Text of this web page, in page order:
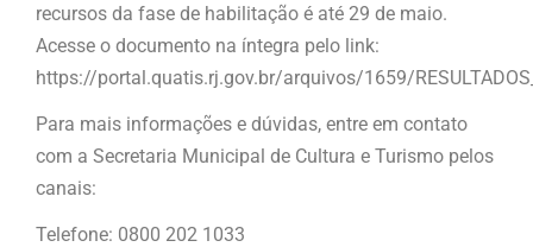
recursos da fase de habilitação é até 29 de maio.
Acesse o documento na íntegra pelo link:
https://portal.quatis.rj.gov.br/arquivos/1659/
Para mais informações e dúvidas, entre em contato
com a Secretaria Municipal de Cultura e Turismo pelos
canais:
Telefone: 0800 202 1033